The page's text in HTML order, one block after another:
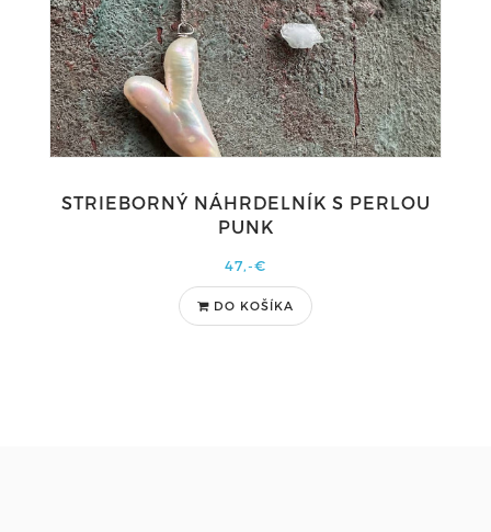
STRIEBORNÝ NÁHRDELNÍK S PERLOU
PUNK
47,-€
DO KOŠÍKA